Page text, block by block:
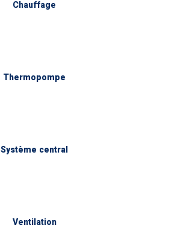
Chauffage
Thermopompe
Système central
Ventilation